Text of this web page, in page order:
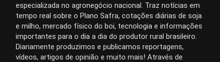
especializada no agronegócio nacional. Traz notícias em
tempo real sobre o Plano Safra, cotações diárias de soja
e milho, mercado físico do boi, tecnologia e informações
importantes para o dia a dia do produtor rural brasileiro.
Diariamente produzimos e publicamos reportagens,
vídeos, artigos de opinião e muito mais! Através de